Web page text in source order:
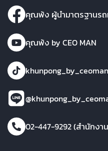
คุณพ้ง ผู้นำมาตรฐานร
คุณพ้ง by CEO MAN
khunpong_by_ceoman
02-447-9292 (สำนักงา